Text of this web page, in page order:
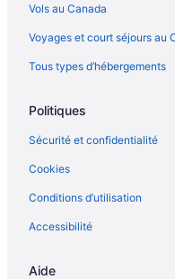
Vols au Canada
Voyages et court séjours au
Tous types d’hébergements
Politiques
Sécurité et confidentialité
Cookies
Conditions d’utilisation
Accessibilité
Aide